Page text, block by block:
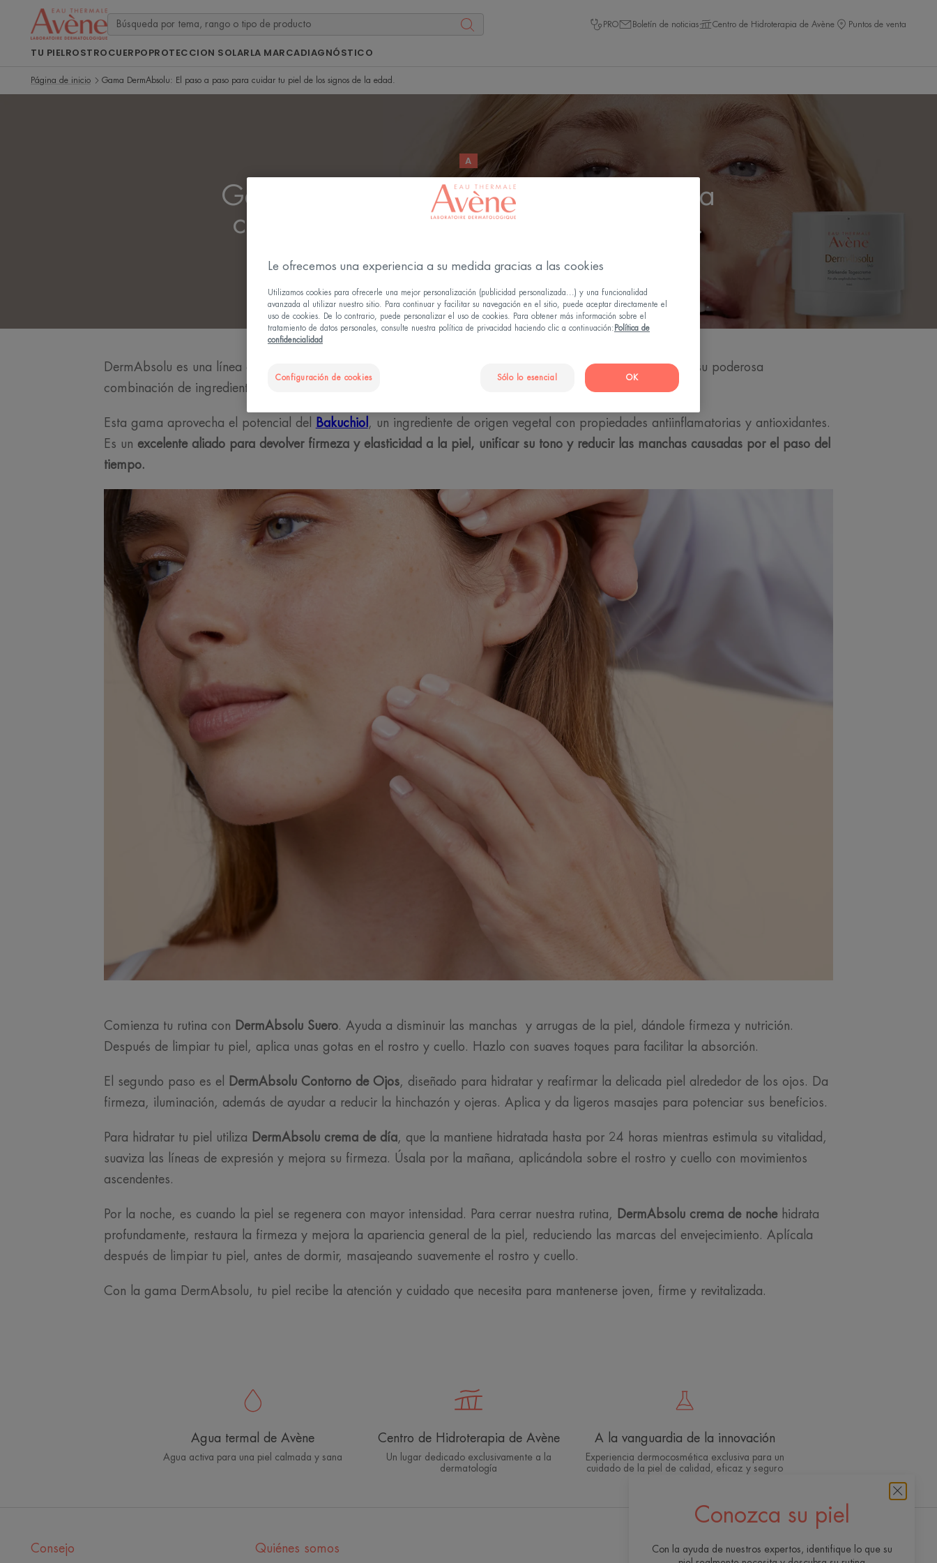
PRO Boletín de noticias Centro de Hidroterapia de Avène Puntos de venta
TU PIELROSTROCUERPOPROTECCION SOLARLA MARCADIAGNÓSTICO
Página de inicio Gama DermAbsolu: El paso a paso para cuidar tu piel de los signos de la edad.
A
Gama DermAbsolu: El paso a paso para
cuidar tu piel de los signos de la edad.
Publicado el03/12/24 , validado porla dirección médica.
DermAbsolu es una línea creada para quienes desean redensificar, revitalizar y reafirmar su piel, gracias a su poderosa
combinación de ingredientes eficaces contra el envejecimiento.
Esta gama aprovecha el potencial del Bakuchiol , un ingrediente de origen vegetal con propiedades antiinflamatorias y antioxidantes.
Es un excelente aliado para devolver firmeza y elasticidad a la piel, unificar su tono y reducir las manchas causadas por el paso del
tiempo.
Comienza tu rutina con DermAbsolu Suero. Ayuda a disminuir las manchas y arrugas de la piel, dándole firmeza y nutrición.
Después de limpiar tu piel, aplica unas gotas en el rostro y cuello. Hazlo con suaves toques para facilitar la absorción.
El segundo paso es el DermAbsolu Contorno de Ojos, diseñado para hidratar y reafirmar la delicada piel alrededor de los ojos. Da
firmeza, iluminación, además de ayudar a reducir la hinchazón y ojeras. Aplica y da ligeros masajes para potenciar sus beneficios.
Para hidratar tu piel utiliza DermAbsolu crema de día, que la mantiene hidratada hasta por 24 horas mientras estimula su vitalidad,
suaviza las líneas de expresión y mejora su firmeza. Úsala por la mañana, aplicándola sobre el rostro y cuello con movimientos
ascendentes.
Por la noche, es cuando la piel se regenera con mayor intensidad. Para cerrar nuestra rutina, DermAbsolu crema de nochehidrata
profundamente, restaura la firmeza y mejora la apariencia general de la piel, reduciendo las marcas del envejecimiento. Aplícala
después de limpiar tu piel, antes de dormir, masajeando suavemente el rostro y cuello.
Con la gama DermAbsolu, tu piel recibe la atención y cuidado que necesita para mantenerse joven, firme y revitalizada.
Conozca su piel
Con la ayuda de nuestros expertos, identifique lo que su
Agua termal de Avène
Agua activa para una piel calmada y sana
Centro de Hidroterapia de Avène
Un lugar dedicado exclusivamente a la
dermatología
A la vanguardia de la innovación
Experiencia dermocosmética exclusiva para un
cuidado de la piel de calidad, eficaz y seguro
Recibe nuestro boletín de
Consejo Quiénes somos
Le ofrecemos una experiencia a su medida gracias a las cookies
Utilizamos cookies para ofrecerle una mejor personalización (publicidad personalizada...) y una funcionalidad
avanzada al utilizar nuestro sitio. Para continuar y facilitar su navegación en el sitio, puede aceptar directamente el
uso de cookies. De lo contrario, puede personalizar el uso de cookies. Para obtener más información sobre el
tratamiento de datos personales, consulte nuestra política de privacidad haciendo clic a continuación: Política de
confidencialidad
Configuración de cookies Sólo lo esencial OK